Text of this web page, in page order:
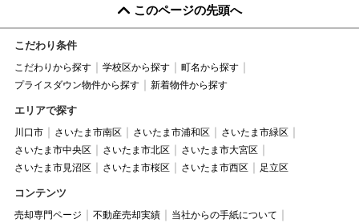
このページの先頭へ
こだわり条件
こだわりから探す 学校区から探す
町名から探す
プライスダウン物件から探す
新着物件から探す
エリアで探す
川口市 さいたま市南区 さいたま市浦和区
さいたま市緑区
さいたま市中央区
さいたま市北区
さいたま市大宮区
さいたま市見沼区
さいたま市桜区 さいたま市西区 足立区
コンテンツ
売却専門ページ 不動産売却実績
当社からの手紙について